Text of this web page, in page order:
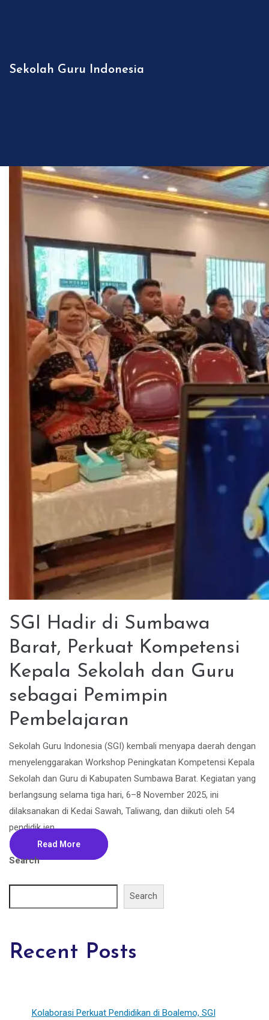
Sekolah Guru Indonesia
SGI Hadir di Sumbawa
Barat, Perkuat Kompetensi
Kepala Sekolah dan Guru
sebagai Pemimpin
Pembelajaran
Sekolah Guru Indonesia (SGI) kembali menyapa daerah dengan
menyelenggarakan Workshop Peningkatan Kompetensi Kepala
Sekolah dan Guru di Kabupaten Sumbawa Barat. Kegiatan yang
berlangsung selama tiga hari, 6–8 November 2025, ini
dilaksanakan di Kedai Sawah, Taliwang, dan diikuti oleh 54
pendidik jen...
Read More
Search
Search
Recent Posts
Kolaborasi Perkuat Pendidikan di Boalemo, SGI